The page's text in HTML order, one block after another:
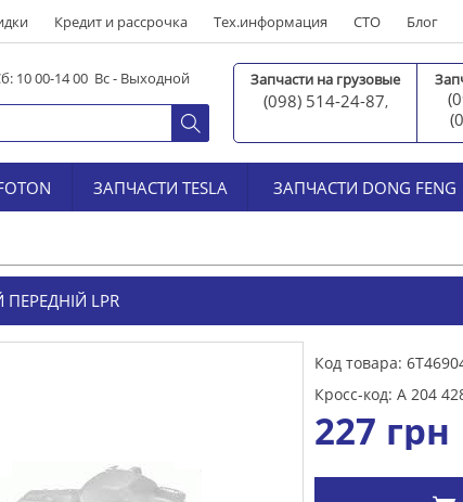
Кредит и рассрочка Тех.информация СТО Блог
10 00-14 00 Вс - Выходной Запчасти на грузовые
(098) 514-24-87,
ЗАПЧАСТИ TESLA ЗАПЧАСТИ DONG FENG
LPR
Код товара:
Кросс-код: A 204
227 грн